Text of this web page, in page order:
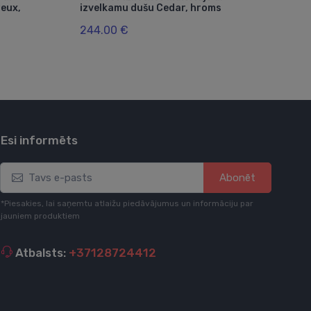
izvelkamu dušu Cedar, hroms
244.00 €
Esi informēts
Abonēt
*Piesakies, lai saņemtu atlaižu piedāvājumus un informāciju par
jauniem produktiem
Atbalsts: +37128724412